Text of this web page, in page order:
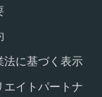
法に基づく表示
エイトパートナ